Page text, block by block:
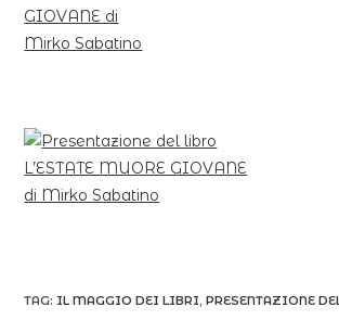
TAG: IL MAGGIO DEI LIBRI, PRESENTAZIONE